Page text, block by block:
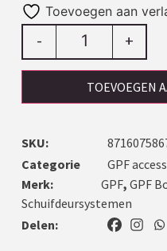
Toevoegen aan
- +
TOEVOEGEN
SKU:
Categorie
GPF
Merk:
GPF, GPF
Schuifdeursystemen
Delen: